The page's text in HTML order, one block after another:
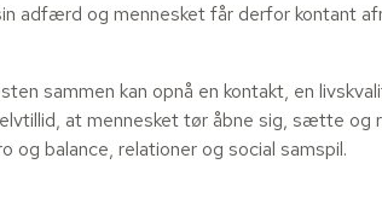
adfærd og mennesket får derfor kontant
sammen kan opnå en kontakt, en
at mennesket tør åbne sig, sætte og
balance, relationer og social samspil.